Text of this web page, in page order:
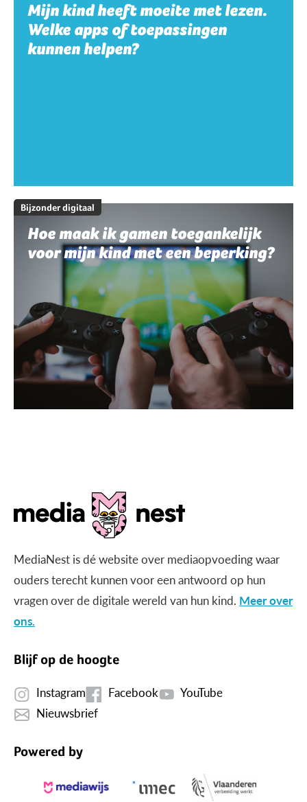
Mijn kind heeft moeite met lezen.
Welke apps of toepassingen
kunnen helpen?
Bijzonder digitaal
Hoe maak ik gamen toegankelijk
voor mijn kind met een beperking?
MediaNest is dé website over mediaopvoeding waar
ouders terecht kunnen voor een antwoord op hun
vragen over de digitale wereld van hun kind. Meer over
ons.
Blijf op de hoogte
Instagram Facebook
YouTube
Nieuwsbrief
Powered by